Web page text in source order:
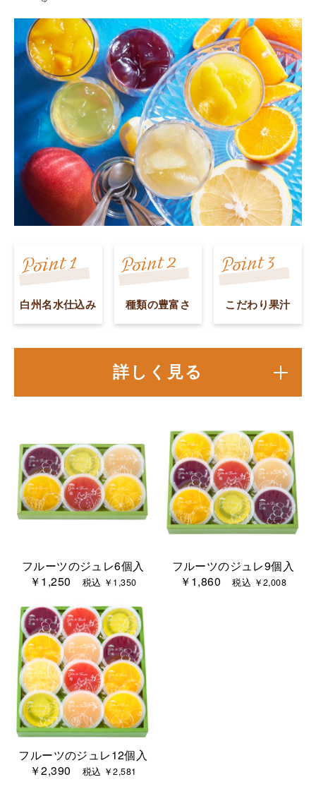
白州名水仕込み 種類の豊富さ こだわり果汁
詳しく見る
フルーツのジュレ6個入
￥1,250
税込 ￥1,350
フルーツのジュレ9個入
￥1,860税込 ￥2,008
フルーツのジュレ12個入
￥2,390
税込 ￥2,581